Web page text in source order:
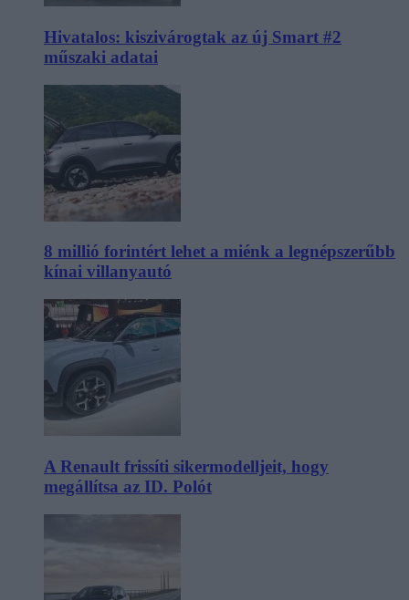
Hivatalos: kiszivárogtak az új Smart #2
műszaki adatai
8 millió forintért lehet a miénk a legnépszerűbb
kínai villanyautó
A Renault frissíti sikermodelljeit, hogy
megállítsa az ID. Polót